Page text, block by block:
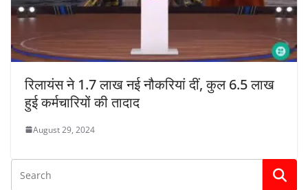
रिलायंस ने 1.7 लाख नई नौकरियां दीं, कुल 6.5 लाख
हुई कर्मचारियों की तादाद
August 29, 2024